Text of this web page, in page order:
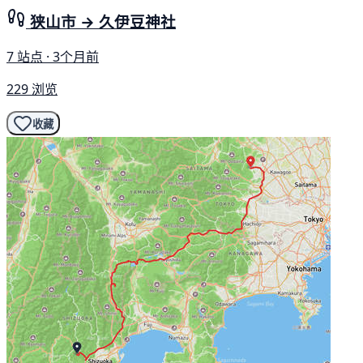
狭山市 → 久伊豆神社
7 站点 · 3个月前
229 浏览
收藏